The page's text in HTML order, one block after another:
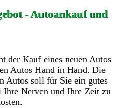
- Autoankauf und
der Kauf eines neuen Autos
Autos Hand in Hand. Die
Autos soll für Sie ein gutes
Ihre Nerven und Ihre Zeit zu